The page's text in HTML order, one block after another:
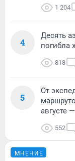
1 204
4
Десять
погибла
818
5
От
августе
552
МНЕНИЕ